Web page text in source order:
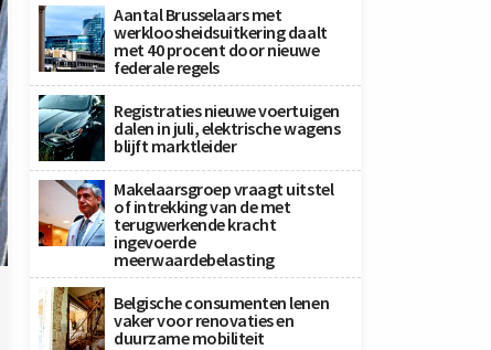
Aantal Brusselaars met
werkloosheidsuitkering daalt
met 40 procent door nieuwe
federale regels
Registraties nieuwe voertuigen
dalen in juli, elektrische wagens
blijft marktleider
Makelaarsgroep vraagt uitstel
of intrekking van de met
terugwerkende kracht
ingevoerde
meerwaardebelasting
Belgische consumenten lenen
vaker voor renovaties en
duurzame mobiliteit